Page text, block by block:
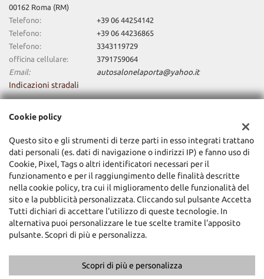
00162 Roma (RM)
Telefono:
+39 06 44254142
Telefono:
+39 06 44236865
Telefono:
3343119729
officina cellulare:
3791759064
Email:
autosalonelaporta@yahoo.it
Indicazioni stradali
La Porta Domenico E C. Srl
Via Cupa 16, Roma (RM)
C.F/P.IVA:01637411008
Registro delle imprese: RM
Copyright © 2026 GestionaleAuto.com S.r.l., Tutti i diritti riservati -
Cookie policy
Questo sito e gli strumenti di terze parti in esso integrati trattano
dati personali (es. dati di navigazione o indirizzi IP) e fanno uso di
Cookie, Pixel, Tags o altri identificatori necessari per il
funzionamento e per il raggiungimento delle finalità descritte
nella cookie policy, tra cui il miglioramento delle funzionalità del
sito e la pubblicità personalizzata. Cliccando sul pulsante Accetta
Tutti dichiari di accettare l'utilizzo di queste tecnologie. In
alternativa puoi personalizzare le tue scelte tramite l'apposito
pulsante. Scopri di più e personalizza.
Scopri di più e personalizza